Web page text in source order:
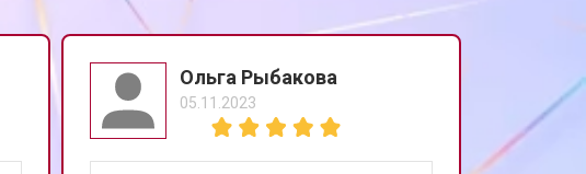
Ольга Рыбакова
05.11.2023